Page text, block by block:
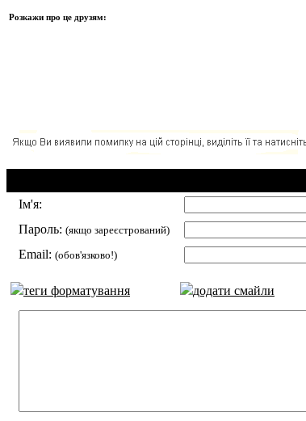
Розкажи про це друзям:
Ім'я:
Пароль: (якщо зареєстрований)
Email: (обов'язково!)
теги форматування додати смайли